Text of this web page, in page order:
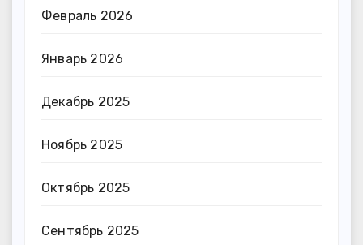
Февраль 2026
Январь 2026
Декабрь 2025
Ноябрь 2025
Октябрь 2025
Сентябрь 2025